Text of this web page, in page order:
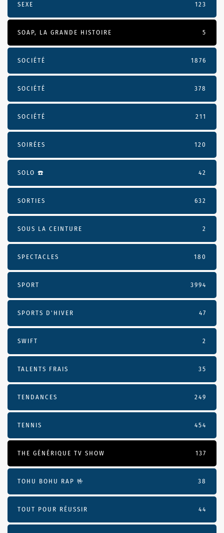
SEXE 123
SOAP, LA GRANDE HISTOIRE 5
SOCIÉTÉ 1876
SOCIÉTÉ 378
SOCIÉTÉ 211
SOIRÉES 120
SOLO ☎️ 42
SORTIES 632
SOUS LA CEINTURE 2
SPECTACLES 180
SPORT 3994
SPORTS D'HIVER 47
SWIFT 2
TALENTS FRAIS 35
TENDANCES 249
TENNIS 454
THE GÉNÉRIQUE TV SHOW 137
TOHU BOHU RAP 🤟 38
TOUT POUR RÉUSSIR 44